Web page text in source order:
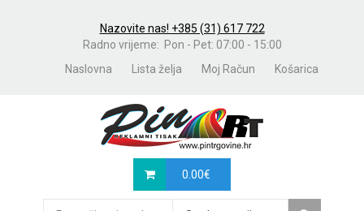
Nazovite nas! +385 (31) 617 722
Radno vrijeme: Pon - Pet: 07:00 - 15:00
Naslovna
Lista želja Moj Račun Košarica
0.00€